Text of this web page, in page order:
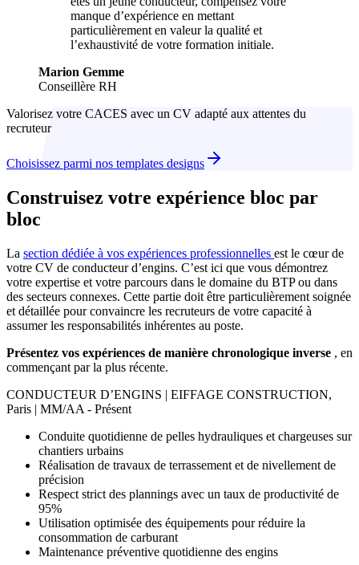
manque d’expérience en mettant
particulièrement en valeur la qualité et
l’exhaustivité de votre formation initiale.
Marion Gemme
Conseillère RH
Valorisez votre CACES avec un CV adapté aux attentes du
recruteur
Choisissez parmi nos templates designs
Construisez votre expérience bloc par
bloc
La section dédiée à vos expériences professionnelles est le cœur de
votre CV de conducteur d’engins. C’est ici que vous démontrez
votre expertise et votre parcours dans le domaine du BTP ou dans
des secteurs connexes. Cette partie doit être particulièrement soignée
et détaillée pour convaincre les recruteurs de votre capacité à
assumer les responsabilités inhérentes au poste.
Présentez vos expériences de manière chronologique inverse , en
commençant par la plus récente.
CONDUCTEUR D’ENGINS | EIFFAGE CONSTRUCTION,
Paris | MM/AA - Présent
Conduite quotidienne de pelles hydrauliques et chargeuses sur
chantiers urbains
Réalisation de travaux de terrassement et de nivellement de
précision
Respect strict des plannings avec un taux de productivité de
95%
Utilisation optimisée des équipements pour réduire la
consommation de carburant
Maintenance préventive quotidienne des engins